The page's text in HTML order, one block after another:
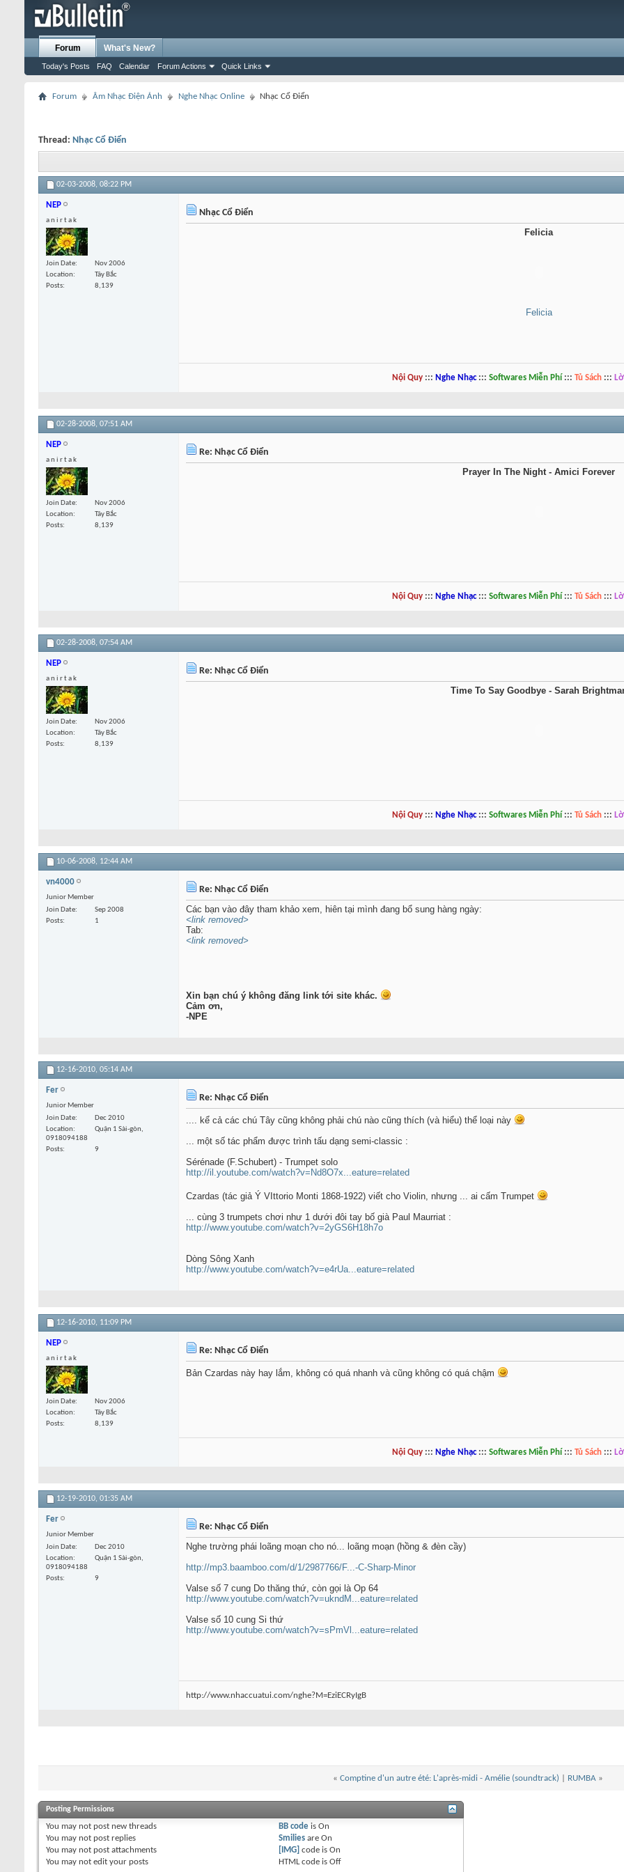
Forum
Today's Posts FAQ Calendar Forum Actions Quick Links
What's New?
Forum Âm Nhạc Điện Ảnh Nghe Nhạc Online Nhạc Cổ Điển
Thread: Nhạc Cổ Điển
02-03-2008, 08:22 PM
NEP
a n i r t a k
Join Date
Nov 2006
Location
Tây Bắc
Posts
8,139
Nhạc Cổ Điển
Felicia
Felicia
Nội Quy::: Nghe Nhạc::: Softwares Miễn Phí::: Tủ Sách:::
02-28-2008, 07:51 AM
NEP
a n i r t a k
Join Date
Nov 2006
Location
Tây Bắc
Posts
8,139
Re: Nhạc Cổ Điển
Prayer In The Night - Amici Forever
Nội Quy::: Nghe Nhạc::: Softwares Miễn Phí::: Tủ Sách:::
02-28-2008, 07:54 AM
NEP
a n i r t a k
Join Date
Nov 2006
Location
Tây Bắc
Posts
8,139
Re: Nhạc Cổ Điển
Time To Say Goodbye - Sarah
Nội Quy::: Nghe Nhạc::: Softwares Miễn Phí::: Tủ Sách:::
10-06-2008, 12:44 AM
vn4000
Junior Member
Join Date
Sep 2008
Posts
1
Re: Nhạc Cổ Điển
Các bạn vào đây tham khảo xem, hiên tại mình đang bổ sung hàng ngày:
<link removed>
Tab:
<link removed>
Xin bạn chú ý không đăng link tới site khác.
Cảm ơn,
-NPE
12-16-2010, 05:14 AM
Fer
Junior Member
Join Date
Dec 2010
Location
Quận 1 Sài-gòn,
0918094188
Posts
9
Re: Nhạc Cổ Điển
.... kể cả các chú Tây cũng không phải chú nào cũng thích (và hiểu) thể loại này
... một số tác phẩm được trình tấu dạng semi-classic :
Sérénade (F.Schubert) - Trumpet solo
http://il.youtube.com/watch?v=Nd8O7x...eature=related
Czardas (tác giả Ý VIttorio Monti 1868-1922) viết cho Violin, nhưng ... ai cấm Trumpet
... cùng 3 trumpets chơi như 1 dưới đôi tay bố già Paul Maurriat :
http://www.youtube.com/watch?v=2yGS6H18h7o
Dòng Sông Xanh
http://www.youtube.com/watch?v=e4rUa...eature=related
12-16-2010, 11:09 PM
NEP
a n i r t a k
Join Date
Nov 2006
Location
Tây Bắc
Posts
8,139
Re: Nhạc Cổ Điển
Bản Czardas này hay lắm, không có quá nhanh và cũng không có quá chậm
Nội Quy::: Nghe Nhạc::: Softwares Miễn Phí::: Tủ Sách:::
12-19-2010, 01:35 AM
Fer
Junior Member
Join Date
Dec 2010
Location
Quận 1 Sài-gòn,
0918094188
Posts
9
Re: Nhạc Cổ Điển
Nghe trường phái loãng moạn cho nó... loãng moạn (hồng & đèn cầy)
http://mp3.baamboo.com/d/1/2987766/F...-C-Sharp-Minor
Valse số 7 cung Do thăng thứ, còn gọi là Op 64
http://www.youtube.com/watch?v=ukndM...eature=related
Valse số 10 cung Si thứ
http://www.youtube.com/watch?v=sPmVl...eature=related
http://www.nhaccuatui.com/nghe?M=EziECRyIgB
« Comptine d'un autre été: L'après-midi - Amélie (soundtrack) RUMBA »
Posting Permissions
You may not post new threads
You may not post replies
You may not post attachments
You may not edit your posts
BB codeis On
Smiliesare On
[IMG] code is On
HTML code is Off